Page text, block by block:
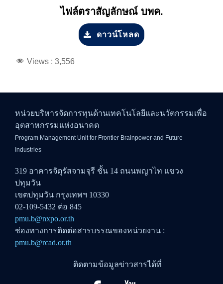
ไฟล์ตราสัญลักษณ์ บพค.
ดาวน์โหลด
Views : 3,556
หน่วยบริหารจัดการทุนด้านเทคโนโลยีและนวัตกรรมเพื่อ
อุตสาหกรรมแห่งอนาคต
Program Management Unit for Frontier Brainpower and Future
Industries
319 อาคารจัตุรัสจามจุรี ชั้น 14 ถนนพญาไท แขวง
ปทุมวัน
เขตปทุมวัน กรุงเทพฯ 10330
02-109-5432 ต่อ 845
pmu.b@nxpo.or.th
ช่องทางการติดต่อสารบรรณของหน่วยงาน :
pmu.b@rcad.or.th
ติดตามข้อมูลข่าวสารได้ที่